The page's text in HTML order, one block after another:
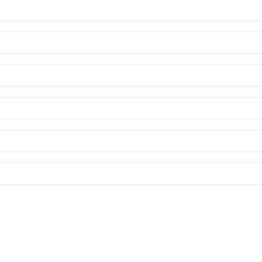
tipo di vasculite, della sua gravità e degli organi
e avviene nell'arco di giorni o settimane.
includono:
tra cui:
intorpidimento o debolezza alle mani o ai piedi,
compresa. Alcuni tipi di vasculite sono legati a cause
per errore i vasi sanguigni, nel caso dimalattie
immunitario includono:
reumatoide,lupuseritematoso sistemico esclerodermia
i fattori che possono aumentare il rischio di svilupparla:
alcuni tipi di vasculite sono più comuni in alcuni
un ruolo nello sviluppo di alcuni tipi di vasculite: la
visita il paziente, si informa sullo stato di salute della
neutrofili (ANCA), per fare diagnosi di vasculite
danni ai reni
i vasi sanguigni e gli organi interessati. Inoltre,
includono
dalla zona interessata che verrà successivamente
dalla gravità dell’infiammazione e includono:
giganti colpisce un solo occhio alla volta, è indolore e
un ictus o hanno una malattia delle arterie periferiche
prevenire la possibilità che una volta
dal tipo e dalla gravità della vasculite, dagli organi
la cura della vasculite includono:
con la vasculite, conducendo una vita quasi del tutto
la cura della vasculite.
and Blood Institute.